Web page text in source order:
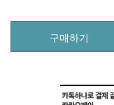
구매하기